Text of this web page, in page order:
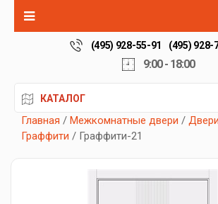
(495) 928-55-91 (495) 928-
9:00 - 18:00
КАТАЛОГ
Главная / Межкомнатные двери /
Граффити / Граффити-21